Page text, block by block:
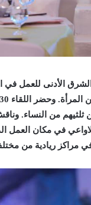
الأدنى للعمل في
المرأة. وحضر اللقاء
ثلثيهم من النساء.
في مكان العمل
مراكز ريادية من